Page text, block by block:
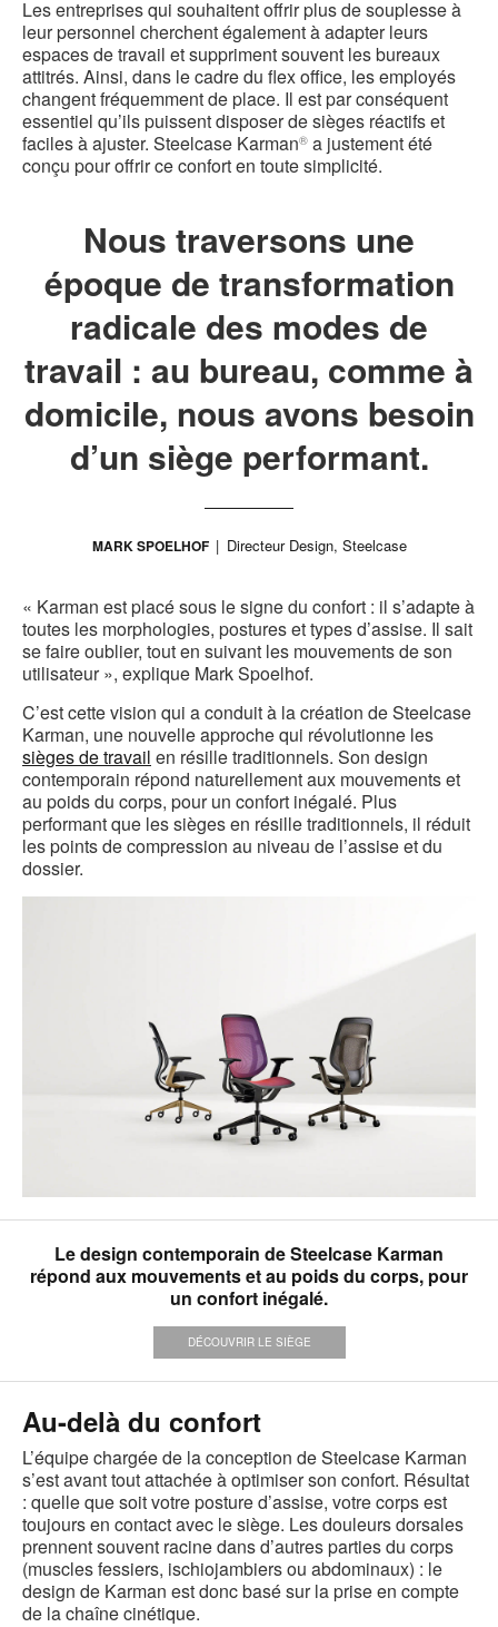
Les entreprises qui souhaitent offrir plus de souplesse à
leur personnel cherchent également à adapter leurs
espaces de travail et suppriment souvent les bureaux
attitrés. Ainsi, dans le cadre du flex office, les employés
changent fréquemment de place. Il est par conséquent
essentiel qu’ils puissent disposer de sièges réactifs et
faciles à ajuster. Steelcase Karman® a justement été
conçu pour offrir ce confort en toute simplicité.
Nous traversons une
époque de transformation
radicale des modes de
travail : au bureau, comme à
domicile, nous avons besoin
d’un siège performant.
MARK SPOELHOF Directeur Design, Steelcase
« Karman est placé sous le signe du confort : il s’adapte à
toutes les morphologies, postures et types d’assise. Il sait
se faire oublier, tout en suivant les mouvements de son
utilisateur », explique Mark Spoelhof.
C’est cette vision qui a conduit à la création de Steelcase
Karman, une nouvelle approche qui révolutionne les
sièges de travail en résille traditionnels. Son design
contemporain répond naturellement aux mouvements et
au poids du corps, pour un confort inégalé. Plus
performant que les sièges en résille traditionnels, il réduit
les points de compression au niveau de l’assise et du
dossier.
Le design contemporain de Steelcase Karman
répond aux mouvements et au poids du corps, pour
un confort inégalé.
DÉCOUVRIR LE SIÈGE
Au-delà du confort
L’équipe chargée de la conception de Steelcase Karman
s’est avant tout attachée à optimiser son confort. Résultat
: quelle que soit votre posture d’assise, votre corps est
toujours en contact avec le siège. Les douleurs dorsales
prennent souvent racine dans d’autres parties du corps
(muscles fessiers, ischiojambiers ou abdominaux) : le
design de Karman est donc basé sur la prise en compte
de la chaîne cinétique.